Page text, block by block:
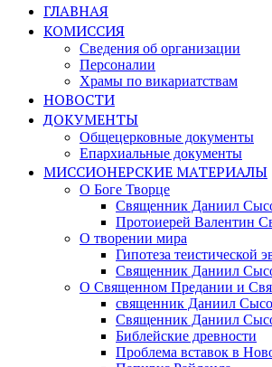
ГЛАВНАЯ
КОМИССИЯ
Сведения об организации
Персоналии
Храмы по викариатствам
НОВОСТИ
ДОКУМЕНТЫ
Общецерковные документы
Епархиальные документы
МИССИОНЕРСКИЕ МАТЕРИАЛЫ
О Боге Творце
Священник Даниил
Протоиерей Валентин
О творении мира
Гипотеза теистической
Священник Даниил
О Священном Предании и
священник Даниил
Священник Даниил
Библейские древности
Проблема вставок в